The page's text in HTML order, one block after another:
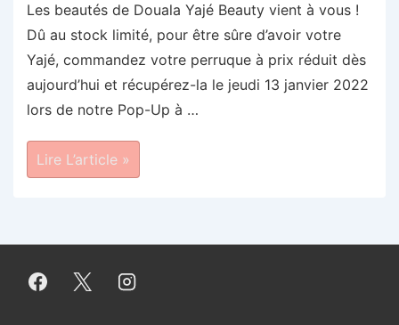
Les beautés de Douala Yajé Beauty vient à vous !
Dû au stock limité, pour être sûre d’avoir votre
Yajé, commandez votre perruque à prix réduit dès
aujourd’hui et récupérez-la le jeudi 13 janvier 2022
lors de notre Pop-Up à …
Pop-
Up
Douala
Lire L’article »